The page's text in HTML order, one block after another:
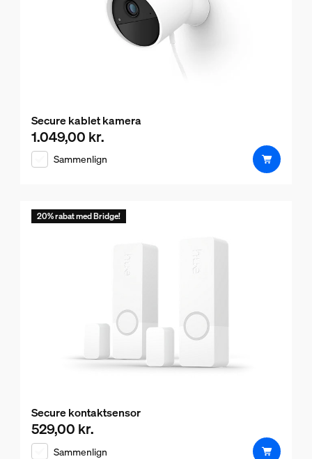
Secure kablet kamera
Nuværende pris er 1.049,00 kr.
1.049,00 kr.
Sammenlign
20% rabat med Bridge!
Secure kontaktsensor
Nuværende pris er 529,00 kr.
529,00 kr.
Sammenlign